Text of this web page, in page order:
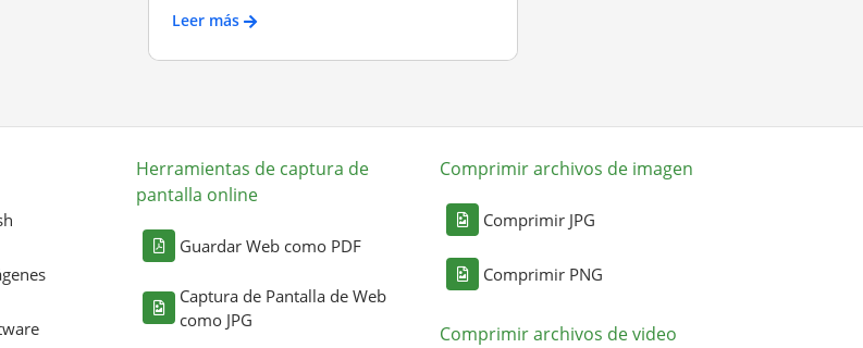
Leer más
Herramientas de captura de
pantalla online
Guardar Web como PDF
Captura de Pantalla de Web
como JPG
Comprimir archivos de imagen
Comprimir JPG
Comprimir PNG
Comprimir archivos de video